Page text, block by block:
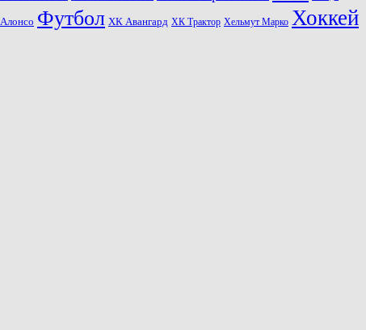
Футбол ХК Авангард ХК Трактор Хельмут Марко Хоккей